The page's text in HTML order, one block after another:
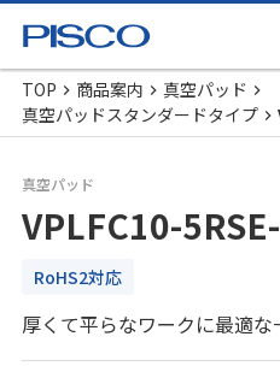
TOP 商品案内
真空パッド
真空パッドスタンダードタイプ
真空パッド
VPLFC10-
RoHS2対応
厚くて平らなワークに最適な